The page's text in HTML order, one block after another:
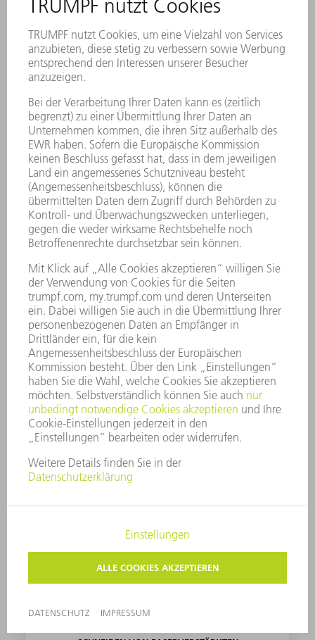
PUNKT-UND NAHTSCHWEISSEN
Mehr erfahren
SCANNERSCHWEISSEN
Mehr erfahren